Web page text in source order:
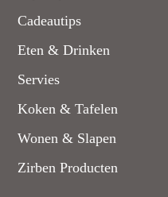
Cadeautips
Eten & Drinken
Servies
Koken & Tafelen
Wonen & Slapen
Zirben Producten